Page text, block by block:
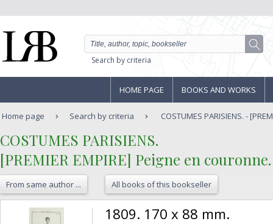
Search by criteria
HOME PAGE BOOKS AND WORKS
Home page Search by criteria COSTUMES PARISIENS. -
‎COSTUMES PARISIENS.‎
‎[PREMIER EMPIRE] Peigne en
From same author ... All books of this bookseller
‎1809. 170 x 88 mm.‎